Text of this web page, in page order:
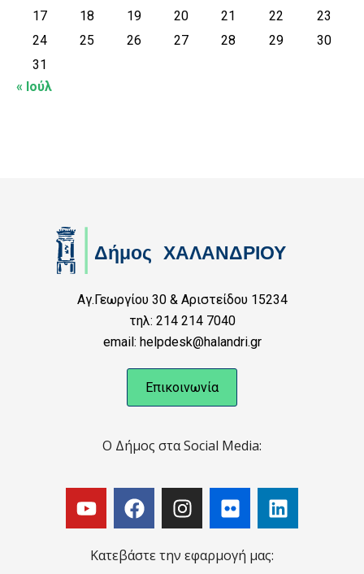
17
18 19 20 21 22
23
24
25 26 27 28 29
30
31
« Ιούλ
Αγ.Γεωργίου 30 & Αριστείδου 15234
τηλ: 214 214 7040
email: helpdesk@halandri.gr
Επικοινωνία
Ο Δήμος στα Social Media:
Κατεβάστε την εφαρμογή μας: